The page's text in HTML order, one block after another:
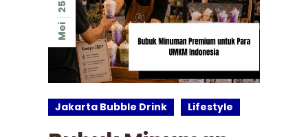
Mei
25
Jakarta Bubble Drink Lifestyle